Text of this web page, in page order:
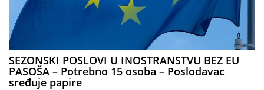
SEZONSKI POSLOVI U INOSTRANSTVU BEZ EU
PASOŠA – Potrebno 15 osoba – Poslodavac
sređuje papire